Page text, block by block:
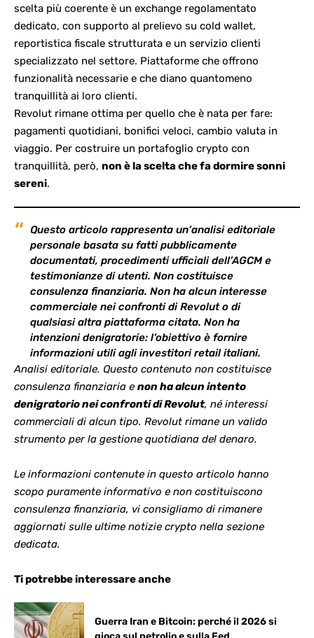
scelta più coerente è un exchange regolamentato
dedicato, con supporto al prelievo su cold wallet,
reportistica fiscale strutturata e un servizio clienti
specializzato nel settore. Piattaforme che offrono
funzionalità necessarie e che diano quantomeno
tranquillità ai loro clienti.
Revolut rimane ottima per quello che è nata per fare:
pagamenti quotidiani, bonifici veloci, cambio valuta in
viaggio. Per costruire un portafoglio crypto con
tranquillità, però, non è la scelta che fa dormire sonni
sereni.
Questo articolo rappresenta un’analisi editoriale
personale basata su fatti pubblicamente
documentati, procedimenti ufficiali dell’AGCM e
testimonianze di utenti. Non costituisce
consulenza finanziaria. Non ha alcun interesse
commerciale nei confronti di Revolut o di
qualsiasi altra piattaforma citata. Non ha
intenzioni denigratorie: l’obiettivo è fornire
informazioni utili agli investitori retail italiani.
Analisi editoriale. Questo contenuto non costituisce
consulenza finanziaria e non ha alcun intento
denigratorio nei confronti di Revolut, né interessi
commerciali di alcun tipo. Revolut rimane un valido
strumento per la gestione quotidiana del denaro.
Le informazioni contenute in questo articolo hanno
scopo puramente informativo e non costituiscono
consulenza finanziaria, vi consigliamo di rimanere
aggiornati sulle ultime notizie crypto nella sezione
dedicata.
Ti potrebbe interessare anche
Guerra Iran e Bitcoin: perché il 2026 si